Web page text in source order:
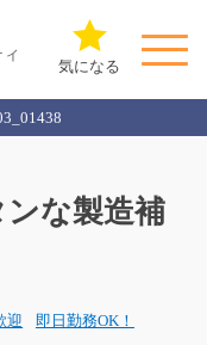
気になる
な製造補
迎 即日勤務OK！